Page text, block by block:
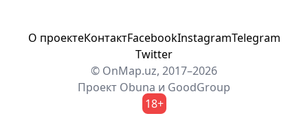
О проектеКонтактFacebookInstagramTelegram
Twitter
© OnMap.uz, 2017–2026
Проект Obuna и GoodGroup
18+